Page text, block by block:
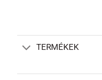
TERMÉKEK